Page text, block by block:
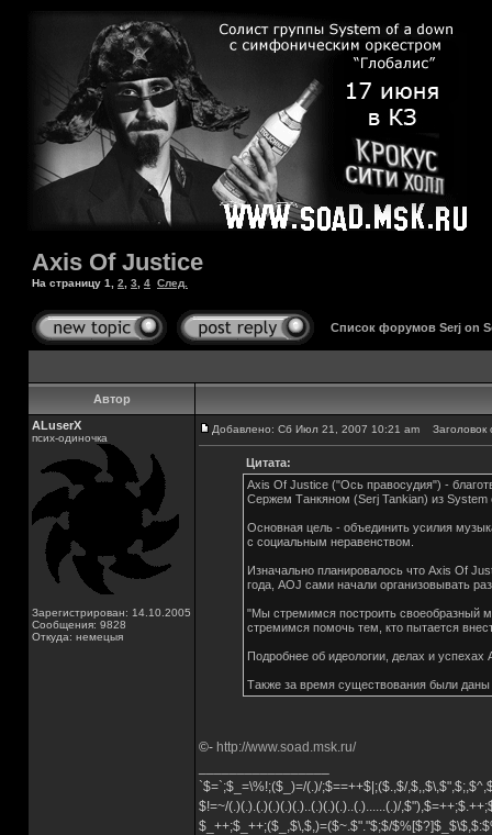
Axis Of Justice
На страницу 1 2 3 4 След.
Список форумов Serj on
Автор
ALuserX
псих-одиночка
Зарегистрирован: 14.10.2005
Сообщения: 9828
Откуда: немецыя
Добавлено: Сб Июл 21, 2007 10:21 am Заголовок
Цитата:
Axis Of Justice ("Ось правосудия") -
Сержем Танкяном (Serj Tankian) из System
Основная цель - объединить усилия
с социальным неравенством.
Изначально планировалось что Axis Of
года, AOJ сами начали организовывать
"Мы стремимся построить своеобразный
стремимся помочь тем, кто пытается
Подробнее об идеологии, делах и
Также за время существования были даны
©- http://www.soad.msk.ru/
`$=`;$_=\%!;($_)=/(.)/;$==++$|;($.,$/
$!=~/(.)(.).(.)(.)(.)(.)..(.)(.)(.)..(.)......(.)/
$_++;$_++;($_,$\,$,)=($~.$"."$;$/